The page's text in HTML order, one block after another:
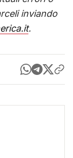
inviando
.